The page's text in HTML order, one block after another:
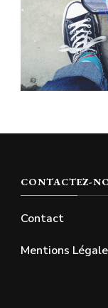
CONTACTEZ-
Contact
Mentions